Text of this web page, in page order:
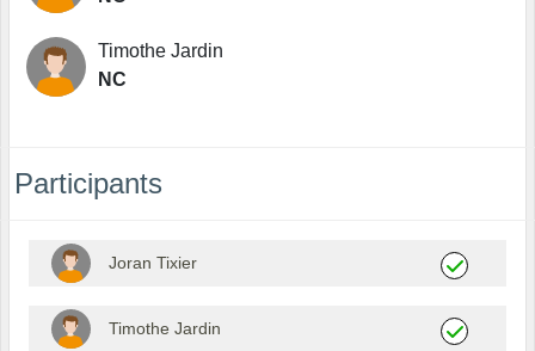
Timothe Jardin
NC
Participants
Joran Tixier
Timothe Jardin